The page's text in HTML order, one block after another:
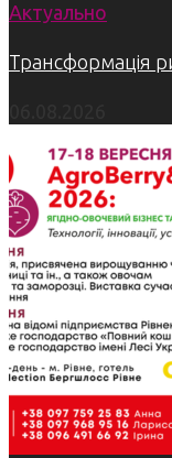
Актуально
Трансформація